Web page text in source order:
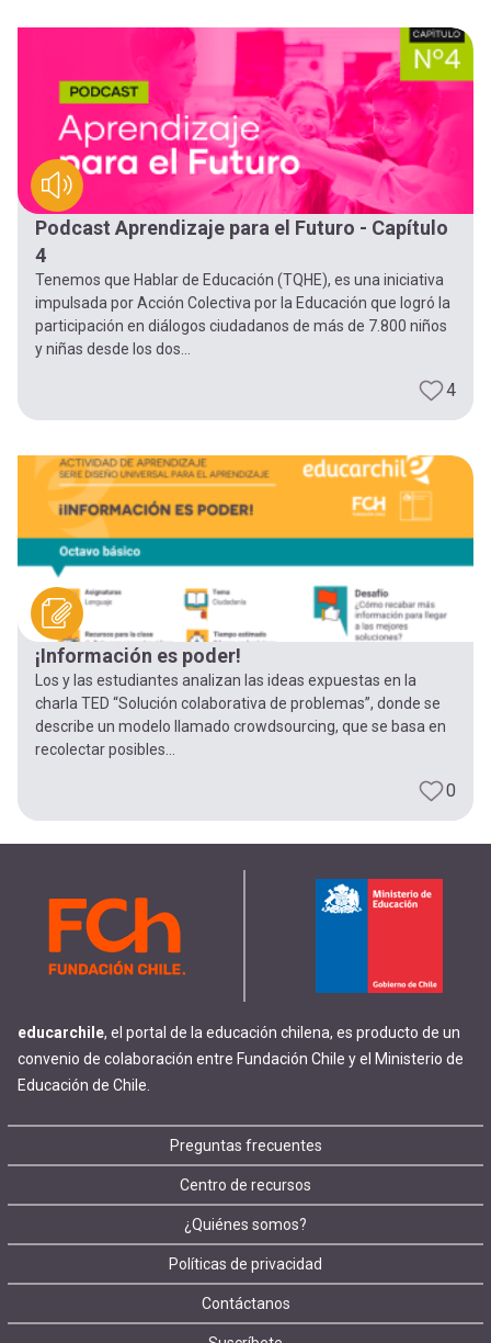
Podcast Aprendizaje para el Futuro - Capítulo
4
Tenemos que Hablar de Educación (TQHE), es una iniciativa
impulsada por Acción Colectiva por la Educación que logró la
participación en diálogos ciudadanos de más de 7.800 niños
y niñas desde los dos...
4
¡Información es poder!
Los y las estudiantes analizan las ideas expuestas en la
charla TED “Solución colaborativa de problemas”, donde se
describe un modelo llamado crowdsourcing, que se basa en
recolectar posibles...
0
educarchile, el portal de la educación chilena, es producto de un
convenio de colaboración entre Fundación Chile y el Ministerio de
Educación de Chile.
Footer
menu
Preguntas frecuentes
Centro de recursos
¿Quiénes somos?
Políticas de privacidad
Contáctanos